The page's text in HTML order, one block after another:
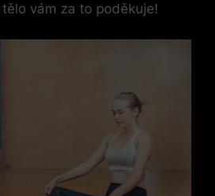
vám za to poděkuje!